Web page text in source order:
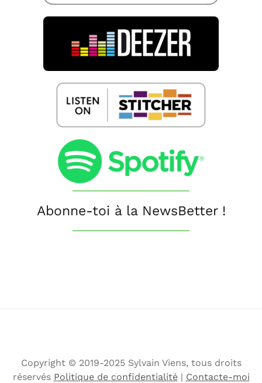
Abonne-toi à la NewsBetter !
Copyright © 2019-2025 Sylvain Viens, tous droits
réservés Politique de confidentialité| Contacte-moi